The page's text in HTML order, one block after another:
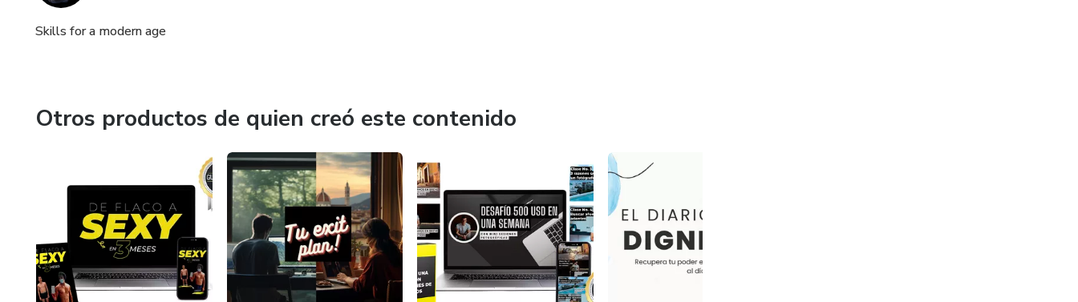
Skills for a modern age
Otros productos de quien creó este contenido